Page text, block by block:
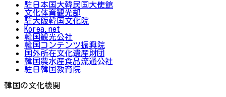
駐日本国大韓民国大使館
文化体育観光部
駐大阪韓国文化院
Korea.net
韓国観光公社
韓国コンテンツ振興院
国外所在文化遺産財団
韓国農水産食品流通公社
駐日韓国教育院
韓国の文化機関